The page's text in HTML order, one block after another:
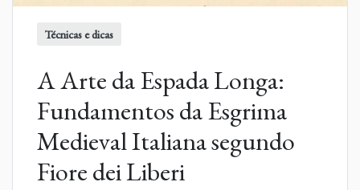
Técnicas e dicas
A Arte da Espada Longa:
Fundamentos da Esgrima
Medieval Italiana segundo
Fiore dei Liberi